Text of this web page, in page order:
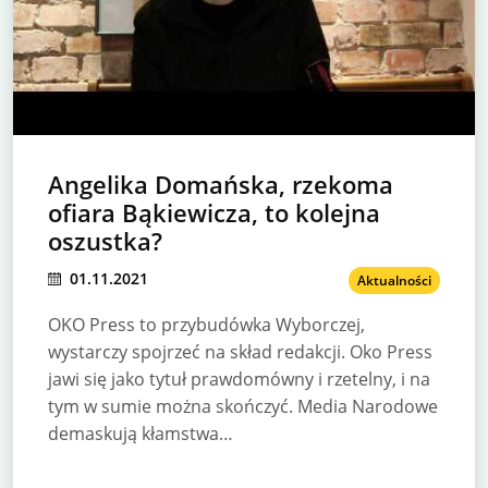
Angelika Domańska, rzekoma
ofiara Bąkiewicza, to kolejna
oszustka?
01.11.2021 Aktualności
OKO Press to przybudówka Wyborczej,
wystarczy spojrzeć na skład redakcji. Oko Press
jawi się jako tytuł prawdomówny i rzetelny, i na
tym w sumie można skończyć. Media Narodowe
demaskują kłamstwa…